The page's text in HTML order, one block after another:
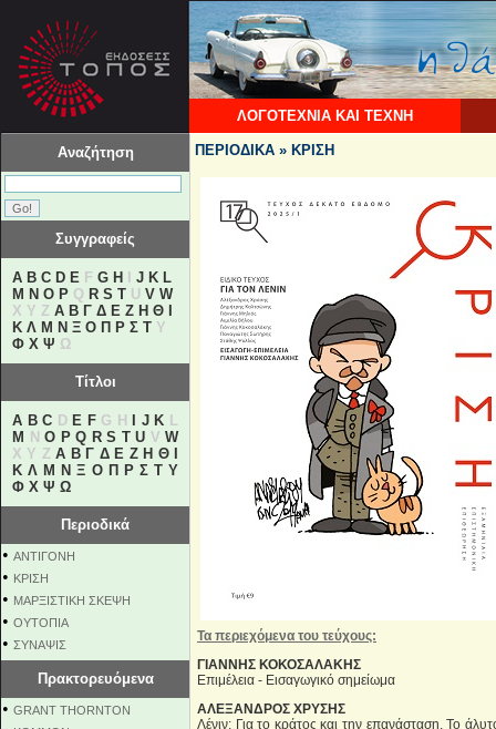
ΛΟΓΟΤΕΧΝΙΑ ΚΑΙ ΤΕΧΝΗ
Αναζήτηση
Συγγραφείς
A B C D E F G H J K L
M N O P Q R S T U V W
X Y Z Α Β Γ Δ Ε Ζ Η Θ
Κ Λ Μ Ν Ξ Ο Π Ρ Σ Τ Υ
Φ Χ Ψ Ω
Τίτλοι
A B C D E FG H J K L
M
N O P Q R S T U V W
X Y ZΑ Β Γ Δ Ε Ζ Η Θ
Κ Λ Μ Ν Ξ Ο Π Ρ Σ Τ Υ
Φ Χ Ψ Ω
Περιοδικά
• ΑΝΤΙΓΟΝΗ
• ΚΡΙΣΗ
• ΜΑΡΞΙΣΤΙΚΗ ΣΚΕΨΗ
• ΟΥΤΟΠΙΑ
• ΣΥΝΑΨΙΣ
Πρακτορευόμενα
• GRANT THORNTON
ΠΕΡΙΟΔΙΚΑ » ΚΡΙΣΗ
Τα περιεχόμενα του τεύχους:
ΓΙΑΝΝΗΣ ΚΟΚΟΣΑΛΑΚΗΣ
Επιμέλεια - Εισαγωγικό σημείωμα
ΑΛΕΞΑΝΔΡΟΣ ΧΡΥΣΗΣ
Λένιν: Για το κράτος και την επανάσταση. Το